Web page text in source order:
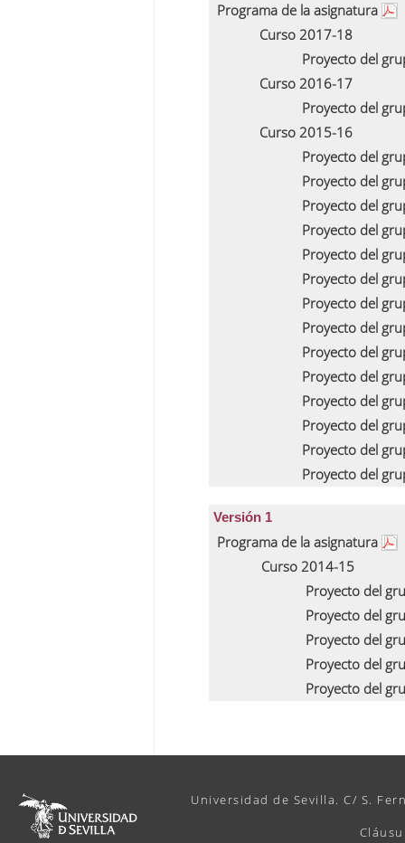
Programa de la asignatura
Curso 2017-18
Proyecto del
Curso 2016-17
Proyecto del
Curso 2015-16
Proyecto del
Proyecto del
Proyecto del
Proyecto del
Proyecto del
Proyecto del
Proyecto del
Proyecto del
Proyecto del
Proyecto del
Proyecto del
Proyecto del
Proyecto del
Proyecto del
Versión 1
Programa de la asignatura
Curso 2014-15
Proyecto del
Proyecto del
Proyecto del
Proyecto del
Proyecto del
Universidad de Sevilla. C/ S.